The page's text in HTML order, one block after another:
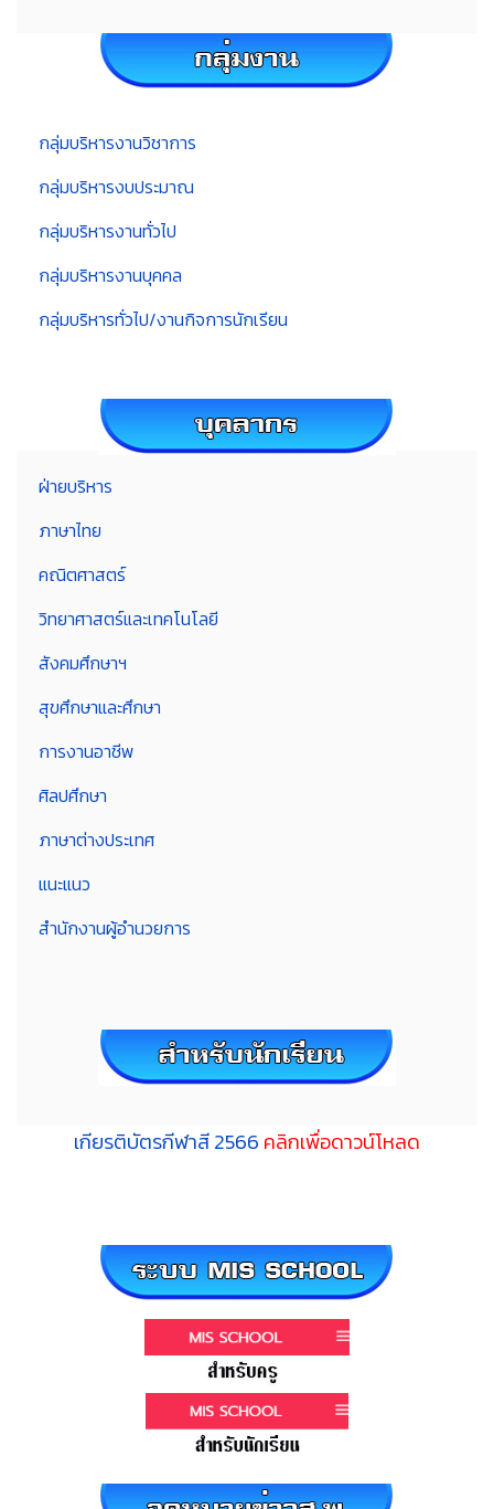
กลุ่มบริหารงานวิชาการ
กลุ่มบริหารงบประมาณ
กลุ่มบริหารงานทั่วไป
กลุ่มบริหารงานบุคคล
กลุ่มบริหารทั่วไป/งานกิจการนักเรียน
ฝ่ายบริหาร
ภาษาไทย
คณิตศาสตร์
วิทยาศาสตร์และเทคโนโลยี
สังคมศึกษาฯ
สุขศึกษาและศึกษา
การงานอาชีพ
ศิลปศึกษา
ภาษาต่างประเทศ
แนะแนว
สำนักงานผู้อำนวยการ
เกียรติบัตรกีฬาสี 2566 คลิกเพื่อดาวน์โหลด